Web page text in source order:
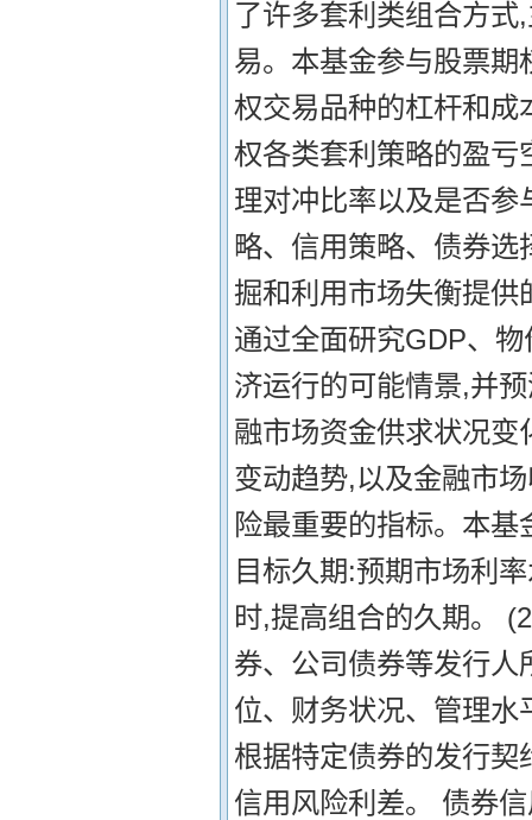
了许多套利类组合方
易。本基金参与股票
权交易品种的杠杆和成
权各类套利策略的盈
理对冲比率以及是否
略、信用策略、债券
掘和利用市场失衡提
通过全面研究GDP、
济运行的可能情景,并
融市场资金供求状况
变动趋势,以及金融市
险最重要的指标。本
目标久期:预期市场利
时,提高组合的久期。
券、公司债券等发行
位、财务状况、管理
根据特定债券的发行
信用风险利差。 债券